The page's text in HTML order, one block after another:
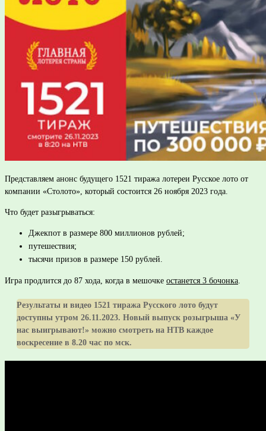
Представляем анонс будущего 1521 тиража лотереи Русское лото от
компании «Столото», который состоится 26 ноября 2023 года.
Что будет разыгрываться:
Джекпот в размере 800 миллионов рублей;
путешествия;
тысячи призов в размере 150 рублей.
Игра продлится до 87 хода, когда в мешочке останется 3 бочонка.
Результаты и видео 1521 тиража Русского лото будут
доступны утром 26.11.2023. Новый выпуск розыгрыша «У
нас выигрывают!» можно смотреть на НТВ каждое
воскресение в 8.20 час по мск.